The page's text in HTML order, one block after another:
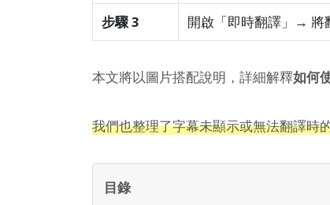
步驟 3 開啟「即時翻譯」→ 將
本文將以圖片搭配說明，詳細解釋如何
我們也整理了字幕未顯示或無法翻譯時
目錄